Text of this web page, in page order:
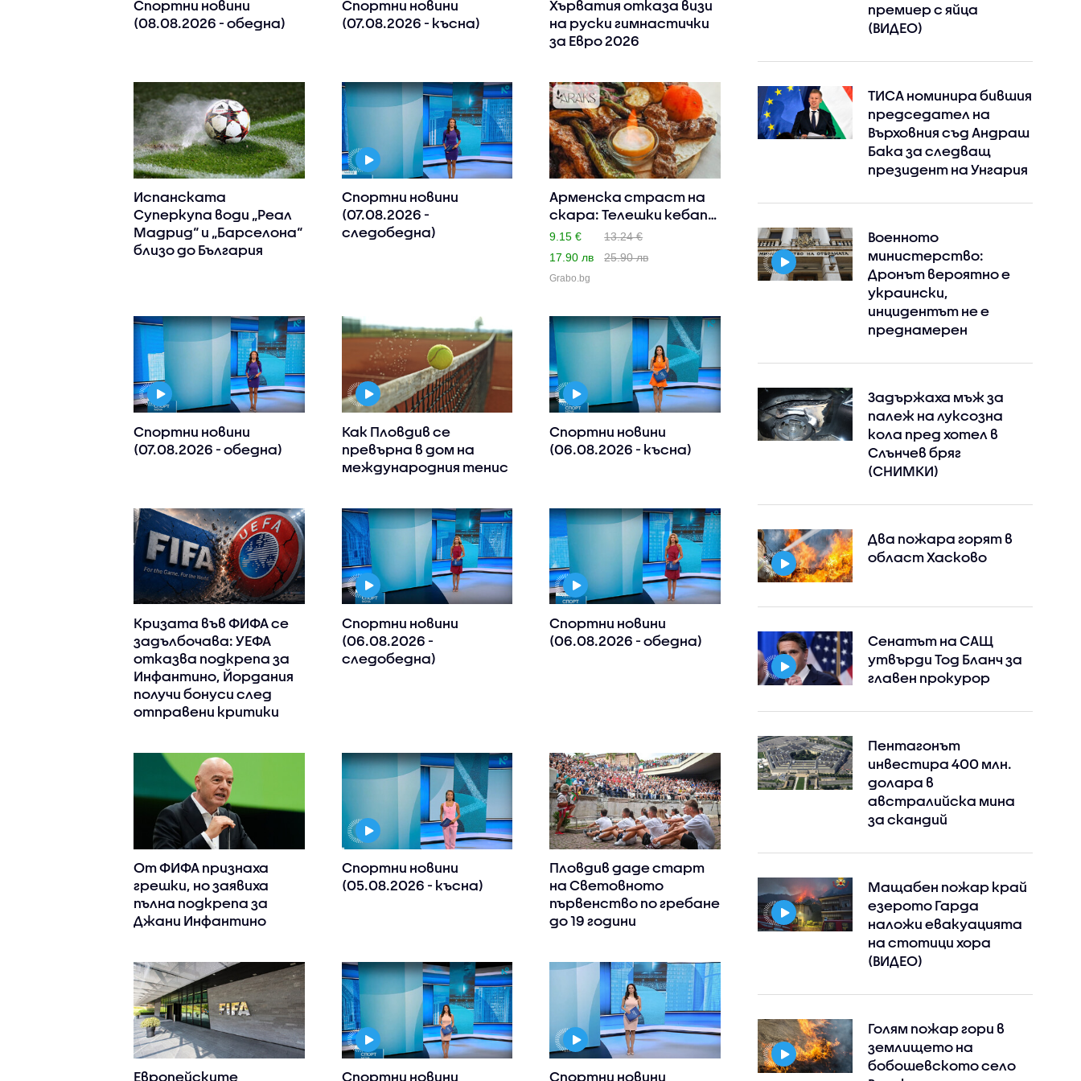
Спортни новини
(08.08.2026 - обедна)
Спортни новини
(07.08.2026 - късна)
Хърватия отказа визи
на руски гимнастички
за Евро 2026
Испанската
Суперкупа води „Реал
Мадрид“ и „Барселона“
близо до България
Спортни новини
(07.08.2026 -
следобедна)
Арменска страст на
скара: Телешки кебап
или ..
9.15 €
13.24 €
17.90 лв
25.90 лв
Grabo.bg
Спортни новини
(07.08.2026 - обедна)
Как Пловдив се
превърна в дом на
международния тенис
Спортни новини
(06.08.2026 - късна)
Кризата във ФИФА се
задълбочава: УЕФА
отказва подкрепа за
Инфантино, Йордания
получи бонуси след
отправени критики
Спортни новини
(06.08.2026 -
следобедна)
Спортни новини
(06.08.2026 - обедна)
От ФИФА признаха
грешки, но заявиха
пълна подкрепа за
Джани Инфантино
Спортни новини
(05.08.2026 - късна)
Пловдив даде старт
на Световното
първенство по гребане
до 19 години
Европейските Спортни новини Спортни новини
премиер с яйца
(ВИДЕО)
ТИСА номинира бившия
председател на
Върховния съд Андраш
Бака за следващ
президент на Унгария
Военното
министерство:
Дронът вероятно е
украински,
инцидентът не е
преднамерен
Задържаха мъж за
палеж на луксозна
кола пред хотел в
Слънчев бряг
(СНИМКИ)
Два пожара горят в
област Хасково
Сенатът на САЩ
утвърди Тод Бланч за
главен прокурор
Пентагонът
инвестира 400 млн.
долара в
австралийска мина
за скандий
Мащабен пожар край
езерото Гарда
наложи евакуацията
на стотици хора
(ВИДЕО)
Голям пожар гори в
землището на
бобошевското село